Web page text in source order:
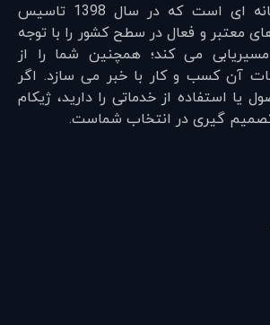
ژیکام مجموعه رسانه ای است که در سال 1398 تاسیس
معتبر و فعال در سطح کشور را با توجه
می کند؛ همچنین شما را از
آن کسب و کار با خبر می سازد. اگر
یا استفاده از خدماتی را دارید، ژیکام
تصمیم گیری در انتخاب شماست.